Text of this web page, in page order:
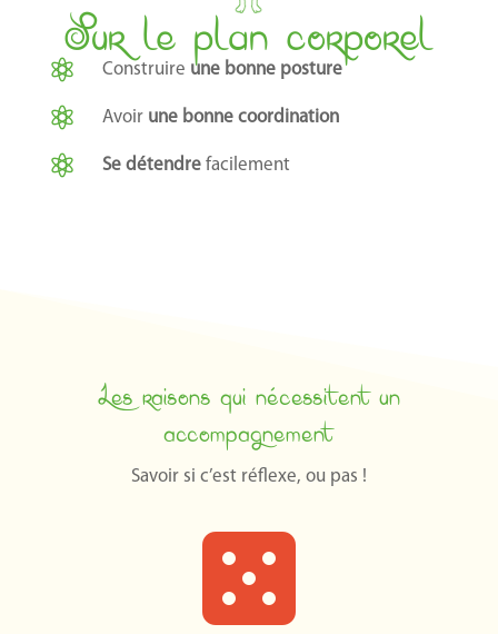
Sur le plan corporel
 Construire une bonne posture
 Avoir une bonne coordination
 Se détendre facilement
Les raisons qui nécessitent un
accompagnement
Savoir si c’est réflexe, ou pas !
